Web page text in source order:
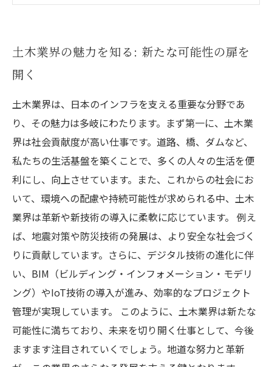
持続可能な未来に向けた土木業界の取り組み
土木業界の魅力を知る: 新たな可能性の扉を
開く
土木業界は、日本のインフラを支える重要な分野であ
り、その魅力は多岐にわたります。まず第一に、土木業
界は社会貢献度が高い仕事です。道路、橋、ダムなど、
私たちの生活基盤を築くことで、多くの人々の生活を便
利にし、向上させています。また、これからの社会にお
いて、環境への配慮や持続可能性が求められる中、土木
業界は革新や新技術の導入に柔軟に応じています。 例え
ば、地震対策や防災技術の発展は、より安全な社会づく
りに貢献しています。さらに、デジタル技術の進化に伴
い、BIM（ビルディング・インフォメーション・モデリ
ング）やIoT技術の導入が進み、効率的なプロジェクト
管理が実現しています。 このように、土木業界は新たな
可能性に満ちており、未来を切り開く仕事として、今後
ますます注目されていくでしょう。地道な努力と革新